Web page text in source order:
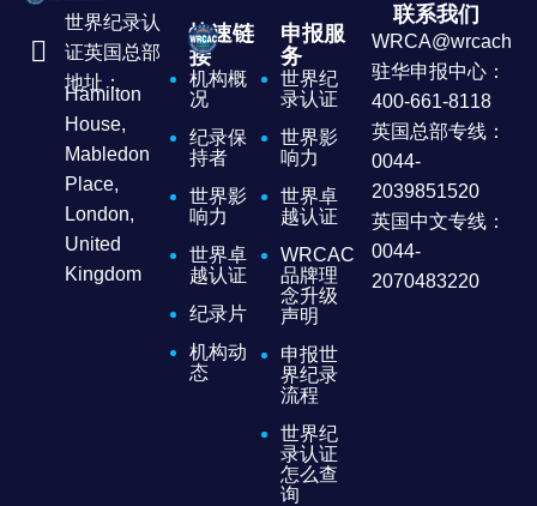
世界纪录认
证英国总部
地址：
Hamilton
House,
Mabledon
Place,
London,
United
Kingdom
快速链
接
机构概
况
纪录保
持者
世界影
响力
世界卓
越认证
纪录片
机构动
态
申报服
务
世界纪
录认证
世界影
响力
世界卓
越认证
WRCAC
品牌理
念升级
声明
申报世
界纪录
流程
世界纪
录认证
怎么查
询
联系我们
驻华申报中心：
400-661-8118
英国总部专线：
0044-
2039851520
英国中文专线：
0044-
2070483220